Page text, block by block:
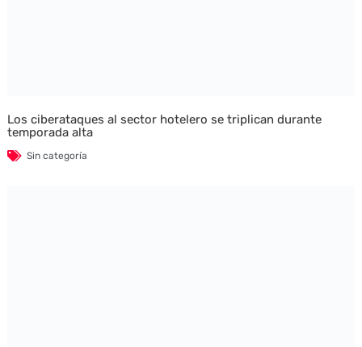
Los ciberataques al sector hotelero se triplican durante
temporada alta
Sin categoría